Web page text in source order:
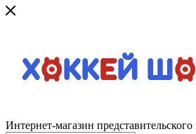
Интернет-магазин представительского